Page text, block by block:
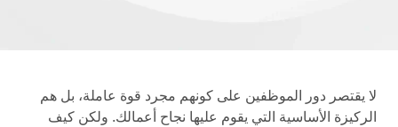
لا يقتصر دور الموظفين على كونهم مجرد قوة عاملة، بل هم
الركيزة الأساسية التي يقوم عليها نجاح أعمالك. ولكن كيف